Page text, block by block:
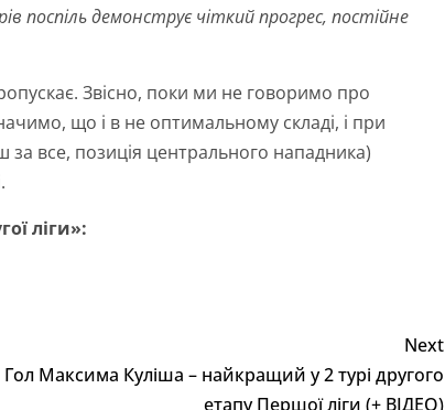
поспіль демонструє чіткий прогрес, постійне
Звісно, поки ми не говоримо про
що і в не оптимальному складі, і при
за все, позиція центрального нападника)
ліги»:
Next
Гол Максима Куліша – найкращий у 2 турі другого
етапу Першої ліги (+ ВІДЕО)